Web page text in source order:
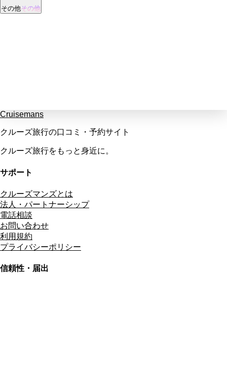
その他その他
Cruisemans
クルーズ旅行の口コミ・予約サイト
クルーズ旅行をもっと身近に。
サポート
クルーズマンズとは
法人・パートナーシップ
電話相談
お問い合わせ
利用規約
プライバシーポリシー
信頼性・届出